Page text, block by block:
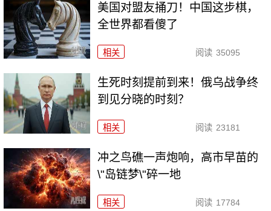
美国对盟友捅刀！中国这步棋，
全世界都看傻了
相关 阅读 35095
生死时刻提前到来！俄乌战争终
到见分晓的时刻？
相关 阅读 23181
冲之鸟礁一声炮响，高市早苗的
\"岛链梦\"碎一地
相关 阅读 17784